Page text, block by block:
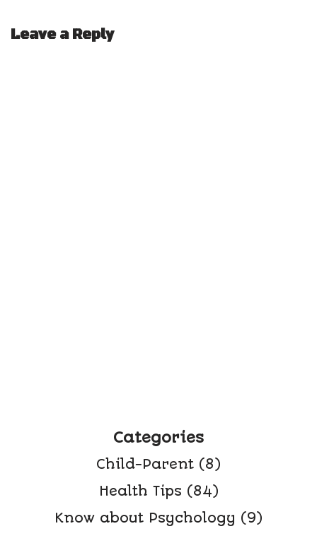
Leave a Reply
Categories
Child-Parent (8)
Health Tips (84)
Know about Psychology (9)